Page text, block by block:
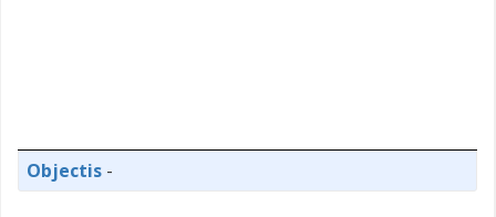
Objectis -